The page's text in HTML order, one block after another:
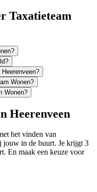
Taxatieteam
Wonen?
Wonen?
Heerenveen
het vinden van
jouw in de buurt. Je krijgt 3
En maak een keuze voor